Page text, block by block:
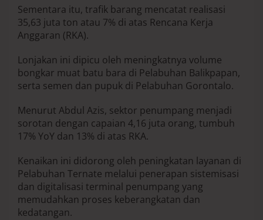
Sementara itu, trafik barang mencatat realisasi
35,63 juta ton atau 7% di atas Rencana Kerja
Anggaran (RKA).
Lonjakan ini dipicu oleh meningkatnya volume
bongkar muat batu bara di Pelabuhan Balikpapan,
serta semen dan pupuk di Pelabuhan Gorontalo.
Menurut Abdul Azis, sektor penumpang menjadi
sorotan dengan capaian 4,16 juta orang, tumbuh
17% YoY dan 13% di atas RKA.
Kenaikan ini didorong oleh peningkatan layanan di
Pelabuhan Ternate melalui penerapan sistemisasi
dan digitalisasi terminal penumpang yang
memudahkan proses keberangkatan dan
kedatangan.